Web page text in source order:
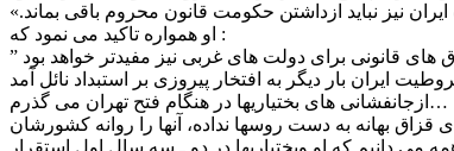
نیز نباید ازداشتن حکومت قانون محروم باقی بماند.»
او همواره تاکید می نمود که :
ازجانفشانی های بختیاریها در هنگام فتح تهران می گذرم…
بهانه به دست روسها نداده، آنها را روانه کشورشان
دانیم که او وبختیاریها در دو ـ سه سال اول استقرار